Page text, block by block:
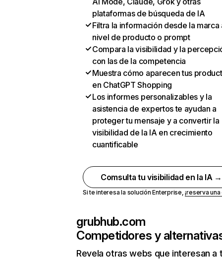
plataformas de búsqueda de IA
Filtra la información desde la marca
nivel de producto o prompt
Compara la visibilidad y la
con las de la competencia
Muestra cómo aparecen tus
en ChatGPT Shopping
Los informes personalizables y la
asistencia de expertos te ayudan a
proteger tu mensaje y a convertir la
visibilidad de la IA en crecimiento
cuantificable
Comsulta tu visibilidad en la IA →
Si te interesa la solución Enterprise,¡reserva
grubhub.com
Competidores y
Revela otras webs que interesan a